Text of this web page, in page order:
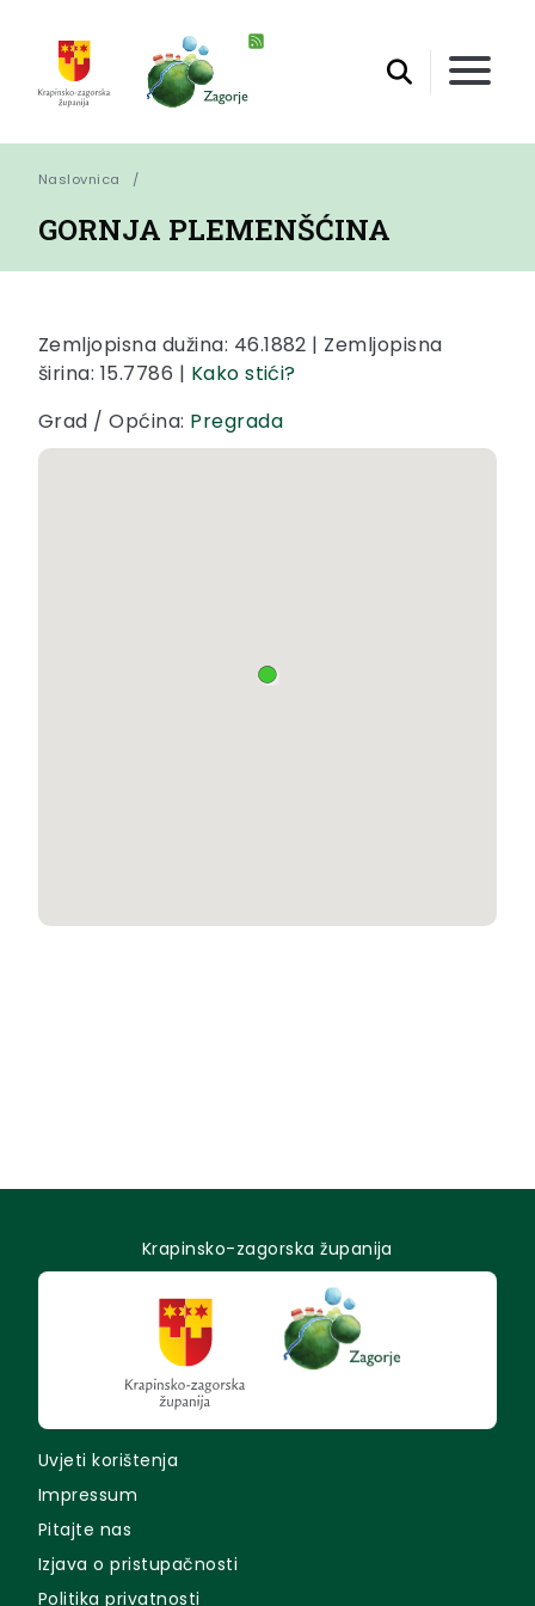
Naslovnica
GORNJA PLEMENŠĆINA
Zemljopisna dužina: 46.1882 | Zemljopisna
širina: 15.7786 | Kako stići?
Grad / Općina: Pregrada
Krapinsko-zagorska županija
Uvjeti korištenja
Impressum
Pitajte nas
Izjava o pristupačnosti
Politika privatnosti